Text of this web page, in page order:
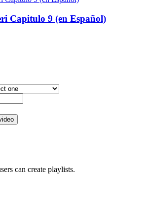
Capitulo 9 (en Español)
can create playlists.